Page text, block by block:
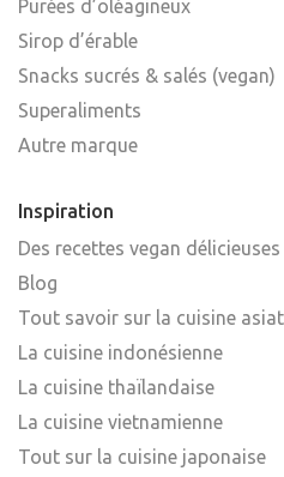
Purées d’oléagineux
Sirop d’érable
Snacks sucrés & salés (vegan)
Superaliments
Autre marque
Inspiration
Des recettes vegan délicieuses
Blog
Tout savoir sur la cuisine
La cuisine indonésienne
La cuisine thaïlandaise
La cuisine vietnamienne
Tout sur la cuisine japonaise